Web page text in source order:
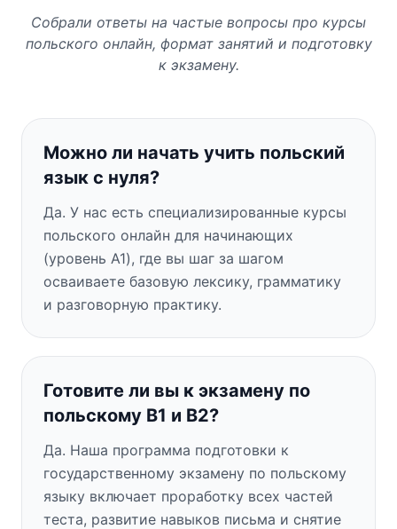
Собрали ответы на частые вопросы про курсы
польского онлайн, формат занятий и подготовку
к экзамену.
Можно ли начать учить польский
язык с нуля?
Да. У нас есть специализированные курсы
польского онлайн для начинающих
(уровень A1), где вы шаг за шагом
осваиваете базовую лексику, грамматику
и разговорную практику.
Готовите ли вы к экзамену по
польскому B1 и B2?
Да. Наша программа подготовки к
государственному экзамену по польскому
языку включает проработку всех частей
теста, развитие навыков письма и снятие